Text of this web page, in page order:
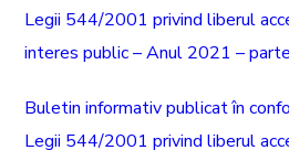
Legii 544/2001 privind liberul
interes public – Anul 2021 –
Buletin informativ publicat în
Legii 544/2001 privind liberul